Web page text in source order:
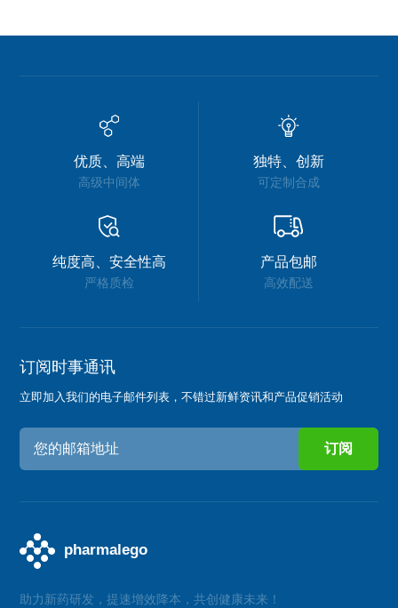
优质、高端
高级中间体
独特、创新
可定制合成
纯度高、安全性高
严格质检
产品包邮
高效配送
订阅时事通讯
立即加入我们的电子邮件列表，不错过新鲜资讯和产品促销活动
助力新药研发，提速增效降本，共创健康未来！